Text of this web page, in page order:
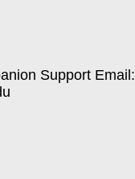
Support Email: